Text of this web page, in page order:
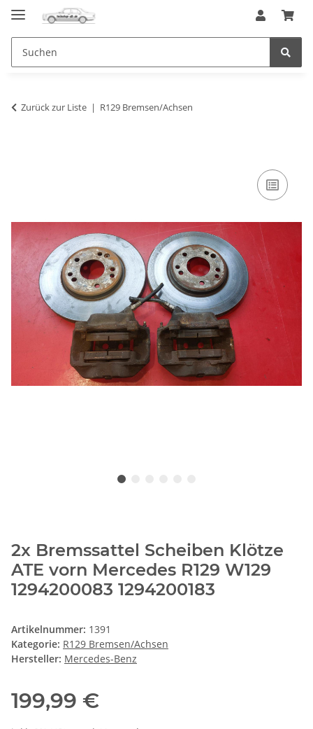
Zurück zur Liste R129 Bremsen/Achsen
2x Bremssattel Scheiben Klötze
ATE vorn Mercedes R129 W129
1294200083 1294200183
Artikelnummer: 1391
Kategorie: R129 Bremsen/Achsen
Hersteller: Mercedes-Benz
199,99 €